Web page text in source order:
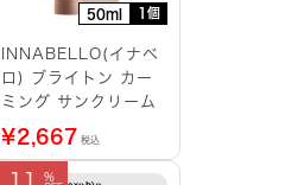
50ml 1個
INNABELLO(イナベ
ロ) ブライトン カー
ミング サンクリーム
¥2,667 税込